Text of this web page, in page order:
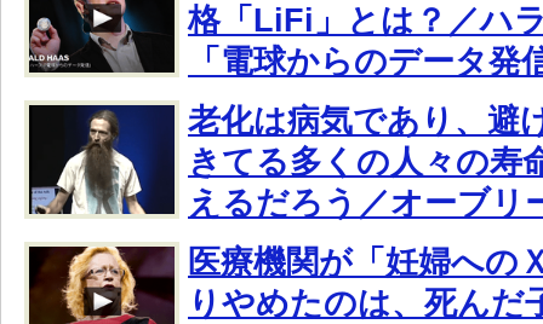
格「LiFi」とは？／ハ
「電球からのデータ発
老化は病気であり、避
きてる多くの人々の寿
えるだろう／オーブリ
医療機関が「妊婦への
りやめたのは、死んだ